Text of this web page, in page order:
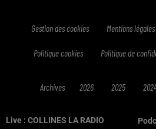
Live : COLLINES LA RADIO
Gestion des cookies Mentions légales
Politique cookies Politique de
Archives 2026 2025